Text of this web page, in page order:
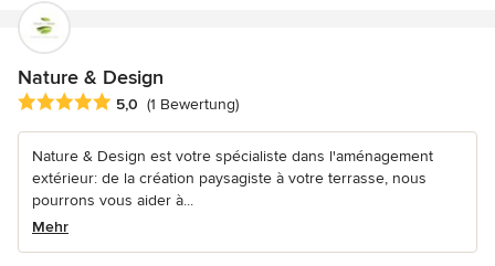
Nature & Design
Durchschnittliche Bewertung: 5 von 5 Sternen
5,0 (1 Bewertung)
Nature & Design est votre spécialiste dans l'aménagement
extérieur: de la création paysagiste à votre terrasse, nous
pourrons vous aider à...
Mehr